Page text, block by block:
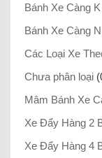
Bánh Xe Càng K
Bánh Xe Càng N
Các Loại Xe
Chưa phân loại
Mâm Bánh Xe
Xe Đẩy Hàng 2
Xe Đẩy Hàng 4